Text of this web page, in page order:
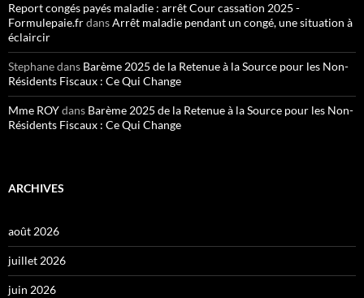
Report congés payés maladie : arrêt Cour cassation 2025 -
Formulepaie.frdansArrêt maladie pendant un congé, une situation à
éclaircir
Stephanedans Barème 2025 de la Retenue à la Source pour les Non-
Résidents Fiscaux : Ce Qui Change
Mme ROYdans Barème 2025 de la Retenue à la Source pour les Non-
Résidents Fiscaux : Ce Qui Change
ARCHIVES
août 2026
juillet 2026
juin 2026